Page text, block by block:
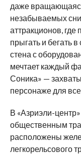
даже
незабываемых
аттракционов, где
прыгать и бегать
стена с
мечтает каждый
Соника» —
персонаже для
В «Азриэли-
общественным
расположены
легкорельсового